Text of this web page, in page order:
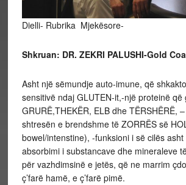
Dielli- Rubrika Mjekësore-
Shkruan: DR. ZEKRI PALUSHI-Gold
Asht një sëmundje auto-imune, që
sensitivë ndaj GLUTEN-it,-një proteinë që
GRURË,THEKËR, ELB dhe TËRSHËRË,
shtresën e brendshme të ZORRËS së
bowel/intenstine), -funksioni i së cilës
absorbimi i substancave dhe mineraleve
për vazhdimsinë e jetës, që ne marrim
ç’farë hamë, e ç’farë pimë.